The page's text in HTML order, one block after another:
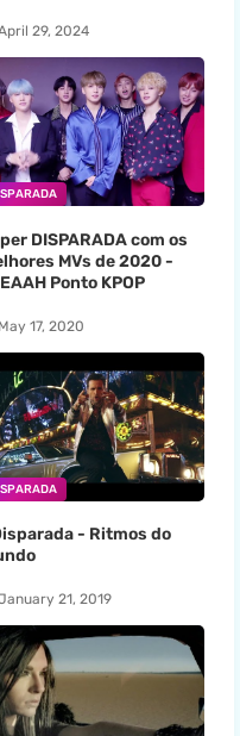
29, 2024
DISPARADA com os
MVs de 2020 -
Ponto KPOP
May 17, 2020
- Ritmos do
21, 2019